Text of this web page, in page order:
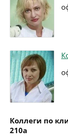
Коллеги по
210а